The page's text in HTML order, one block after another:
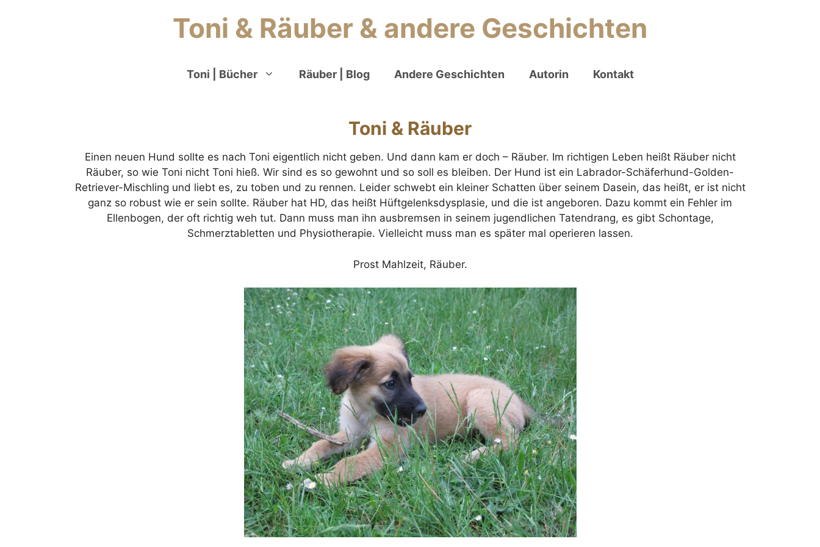
Inhalt
springen
Toni & Räuber & andere Geschichten
Toni | Bücher Räuber | Blog Andere Geschichten Autorin Kontakt
Toni & Räuber
Einen neuen Hund sollte es nach Toni eigentlich nicht geben. Und dann kam er doch – Räuber. Im richtigen Leben heißt Räuber nicht
Räuber, so wie Toni nicht Toni hieß. Wir sind es so gewohnt und so soll es bleiben. Der Hund ist ein Labrador-Schäferhund-Golden-
Retriever-Mischling und liebt es, zu toben und zu rennen. Leider schwebt ein kleiner Schatten über seinem Dasein, das heißt, er ist nicht
ganz so robust wie er sein sollte. Räuber hat HD, das heißt Hüftgelenksdysplasie, und die ist angeboren. Dazu kommt ein Fehler im
Ellenbogen, der oft richtig weh tut. Dann muss man ihn ausbremsen in seinem jugendlichen Tatendrang, es gibt Schontage,
Schmerztabletten und Physiotherapie. Vielleicht muss man es später mal operieren lassen.
Prost Mahlzeit, Räuber.